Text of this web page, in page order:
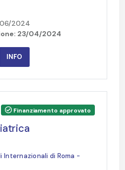
06/2024
23/04/2024
INFO
Internazionali di Roma -
Finanziamento approvato